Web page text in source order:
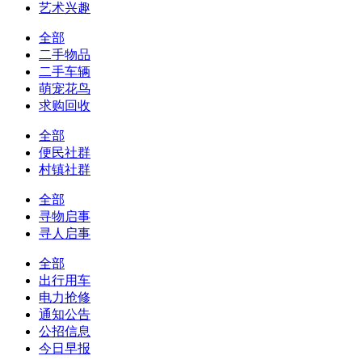
艺术兴趣
全部
二手物品
二手车辆
萌宠花鸟
求购回收
全部
便民社群
村镇社群
全部
寻物启事
寻人启事
全部
出行用车
电力抢修
通知公告
公招信息
今日早报